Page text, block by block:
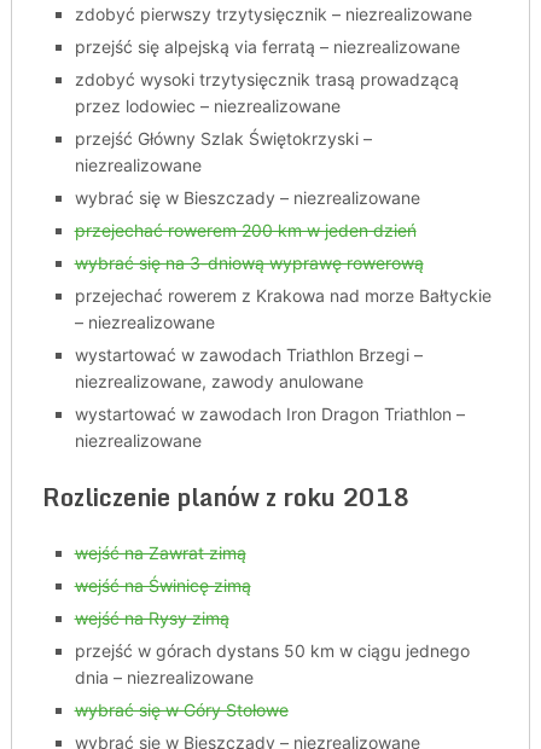
zdobyć pierwszy trzytysięcznik – niezrealizowane
przejść się alpejską via ferratą – niezrealizowane
zdobyć wysoki trzytysięcznik trasą prowadzącą
przez lodowiec – niezrealizowane
przejść Główny Szlak Świętokrzyski –
niezrealizowane
wybrać się w Bieszczady – niezrealizowane
przejechać rowerem 200 km w jeden dzień
wybrać się na 3-dniową wyprawę rowerową
przejechać rowerem z Krakowa nad morze Bałtyckie
– niezrealizowane
wystartować w zawodach Triathlon Brzegi –
niezrealizowane, zawody anulowane
wystartować w zawodach Iron Dragon Triathlon –
niezrealizowane
Rozliczenie planów z roku 2018
wejść na Zawrat zimą
wejść na Świnicę zimą
wejść na Rysy zimą
przejść w górach dystans 50 km w ciągu jednego
dnia – niezrealizowane
wybrać się w Góry Stołowe
wybrać się w Bieszczady – niezrealizowane